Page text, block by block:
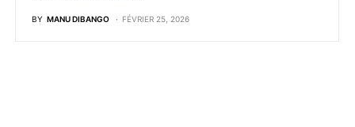
BY MANU DIBANGO FÉVRIER 25, 2026